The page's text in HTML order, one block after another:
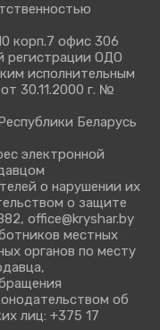
корп.7 офис 306
регистрации ОДО
исполнительным
30.11.2000 г. №
Беларусь
электронной
о нарушении их
о защите
office@kryshar.by
местных
органов по месту
об
лиц: +375 17